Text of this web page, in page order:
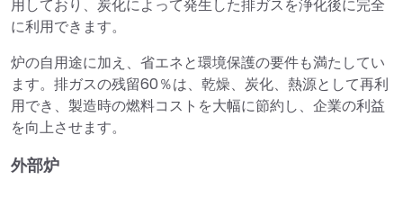
用しており、炭化によって発生した排ガスを浄化後に完全
に利用できます。
炉の自用途に加え、省エネと環境保護の要件も満たしてい
ます。排ガスの残留60％は、乾燥、炭化、熱源として再利
用でき、製造時の燃料コストを大幅に節約し、企業の利益
を向上させます。
外部炉